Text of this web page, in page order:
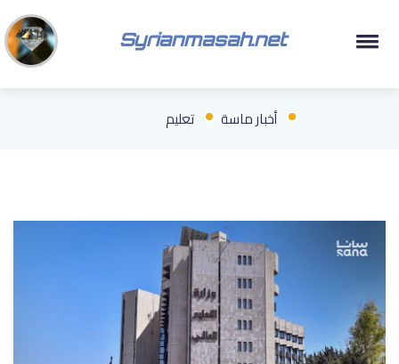
Syrianmasah.net
أخبار ماسة تعليم